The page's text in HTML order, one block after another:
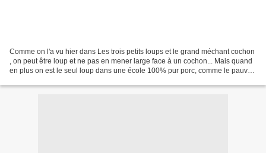
Comme on l'a vu hier dans Les trois petits loups et le grand méchant cochon
, on peut être loup et ne pas en mener large face à un cochon... Mais quand
en plus on est le seul loup dans une école 100% pur porc, comme le pauvre